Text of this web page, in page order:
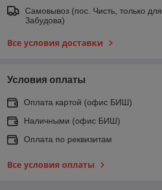
Самовывоз (пос. Чисть, только
Забудова)
Все условия доставки
Условия оплаты
Оплата картой (офис БИШ)
Наличными (офис БИШ)
Оплата по реквизитам
Все условия оплаты